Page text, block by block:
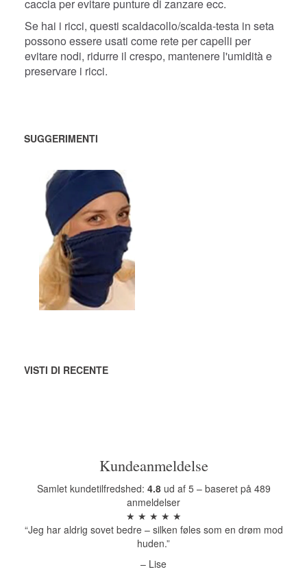
caccia per evitare punture di zanzare ecc.
Se hai i ricci, questi scaldacollo/scalda-testa in seta
possono essere usati come rete per capelli per
evitare nodi, ridurre il crespo, mantenere l'umidità e
preservare i ricci.
SUGGERIMENTI
220,00 DKK
AGGIUNGI
AL
CARRELLO
VISTI DI RECENTE
Kundeanmeldelse
Samlet kundetilfredshed: 4.8ud af 5 – baseret på 489
anmeldelser
★ ★ ★ ★ ★
“Jeg har aldrig sovet bedre – silken føles som en drøm mod
huden.”
– Lise